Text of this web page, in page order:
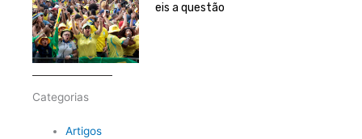
eis a questão
Categorias
Artigos